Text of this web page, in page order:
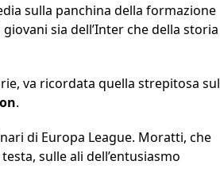
sulla panchina della formazione
sia dell’Inter che della storia
va ricordata quella strepitosa sul
.
di Europa League. Moratti, che
sulle ali dell’entusiasmo